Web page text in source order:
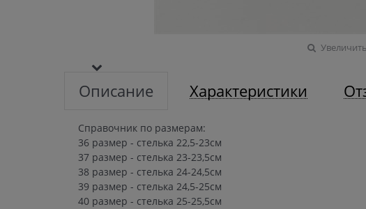
Увеличить
Описание Характеристики
Справочник по размерам:
36 размер - стелька 22,5-23см
37 размер - стелька 23-23,5см
38 размер - стелька 24-24,5см
39 размер - стелька 24,5-25см
40 размер - стелька 25-25,5см